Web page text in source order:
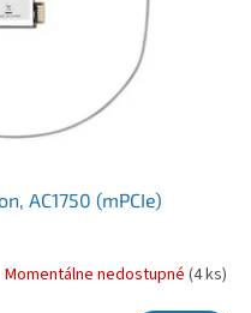
AC1750 (mPCIe)
Momentálne nedostupné (4 ks)